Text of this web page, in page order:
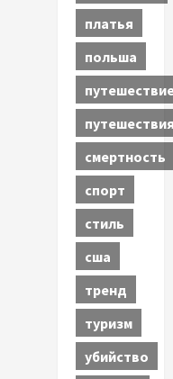
платья
польша
смертность
спорт
стиль
сша
тренд
туризм
убийство